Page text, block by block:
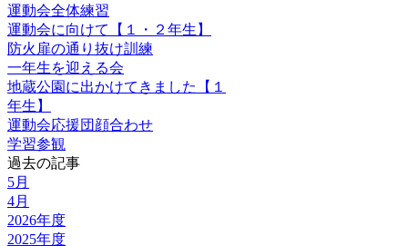
運動会全体練習
運動会に向けて【１・２年生】
防火扉の通り抜け訓練
一年生を迎える会
地蔵公園に出かけてきました【１
年生】
運動会応援団顔合わせ
学習参観
過去の記事
5月
4月
2026年度
2025年度